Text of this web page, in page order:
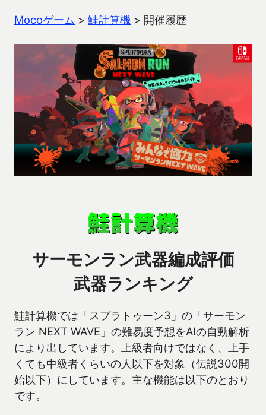
Mocoゲーム > 鮭計算機 > 開催履歴
サーモンラン武器編成評価
武器ランキング
鮭計算機では「スプラトゥーン3」の「サーモン
ラン NEXT WAVE」の難易度予想をAIの自動解析
により出しています。上級者向けではなく、上手
くても中級者くらいの人以下を対象（伝説300開
始以下）にしています。主な機能は以下のとおり
です。